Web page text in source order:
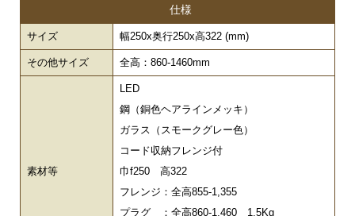
仕様
サイズ 幅250x奥行250x高322 (mm)
その他サイズ 全高：860-1460mm
素材等
LED
鋼（銅色ヘアラインメッキ）
ガラス（スモークグレー色）
コード収納フレンジ付
巾f250 高322
フレンジ：全高855-1,355
プラグ ：全高860-1,460 1.5Kg